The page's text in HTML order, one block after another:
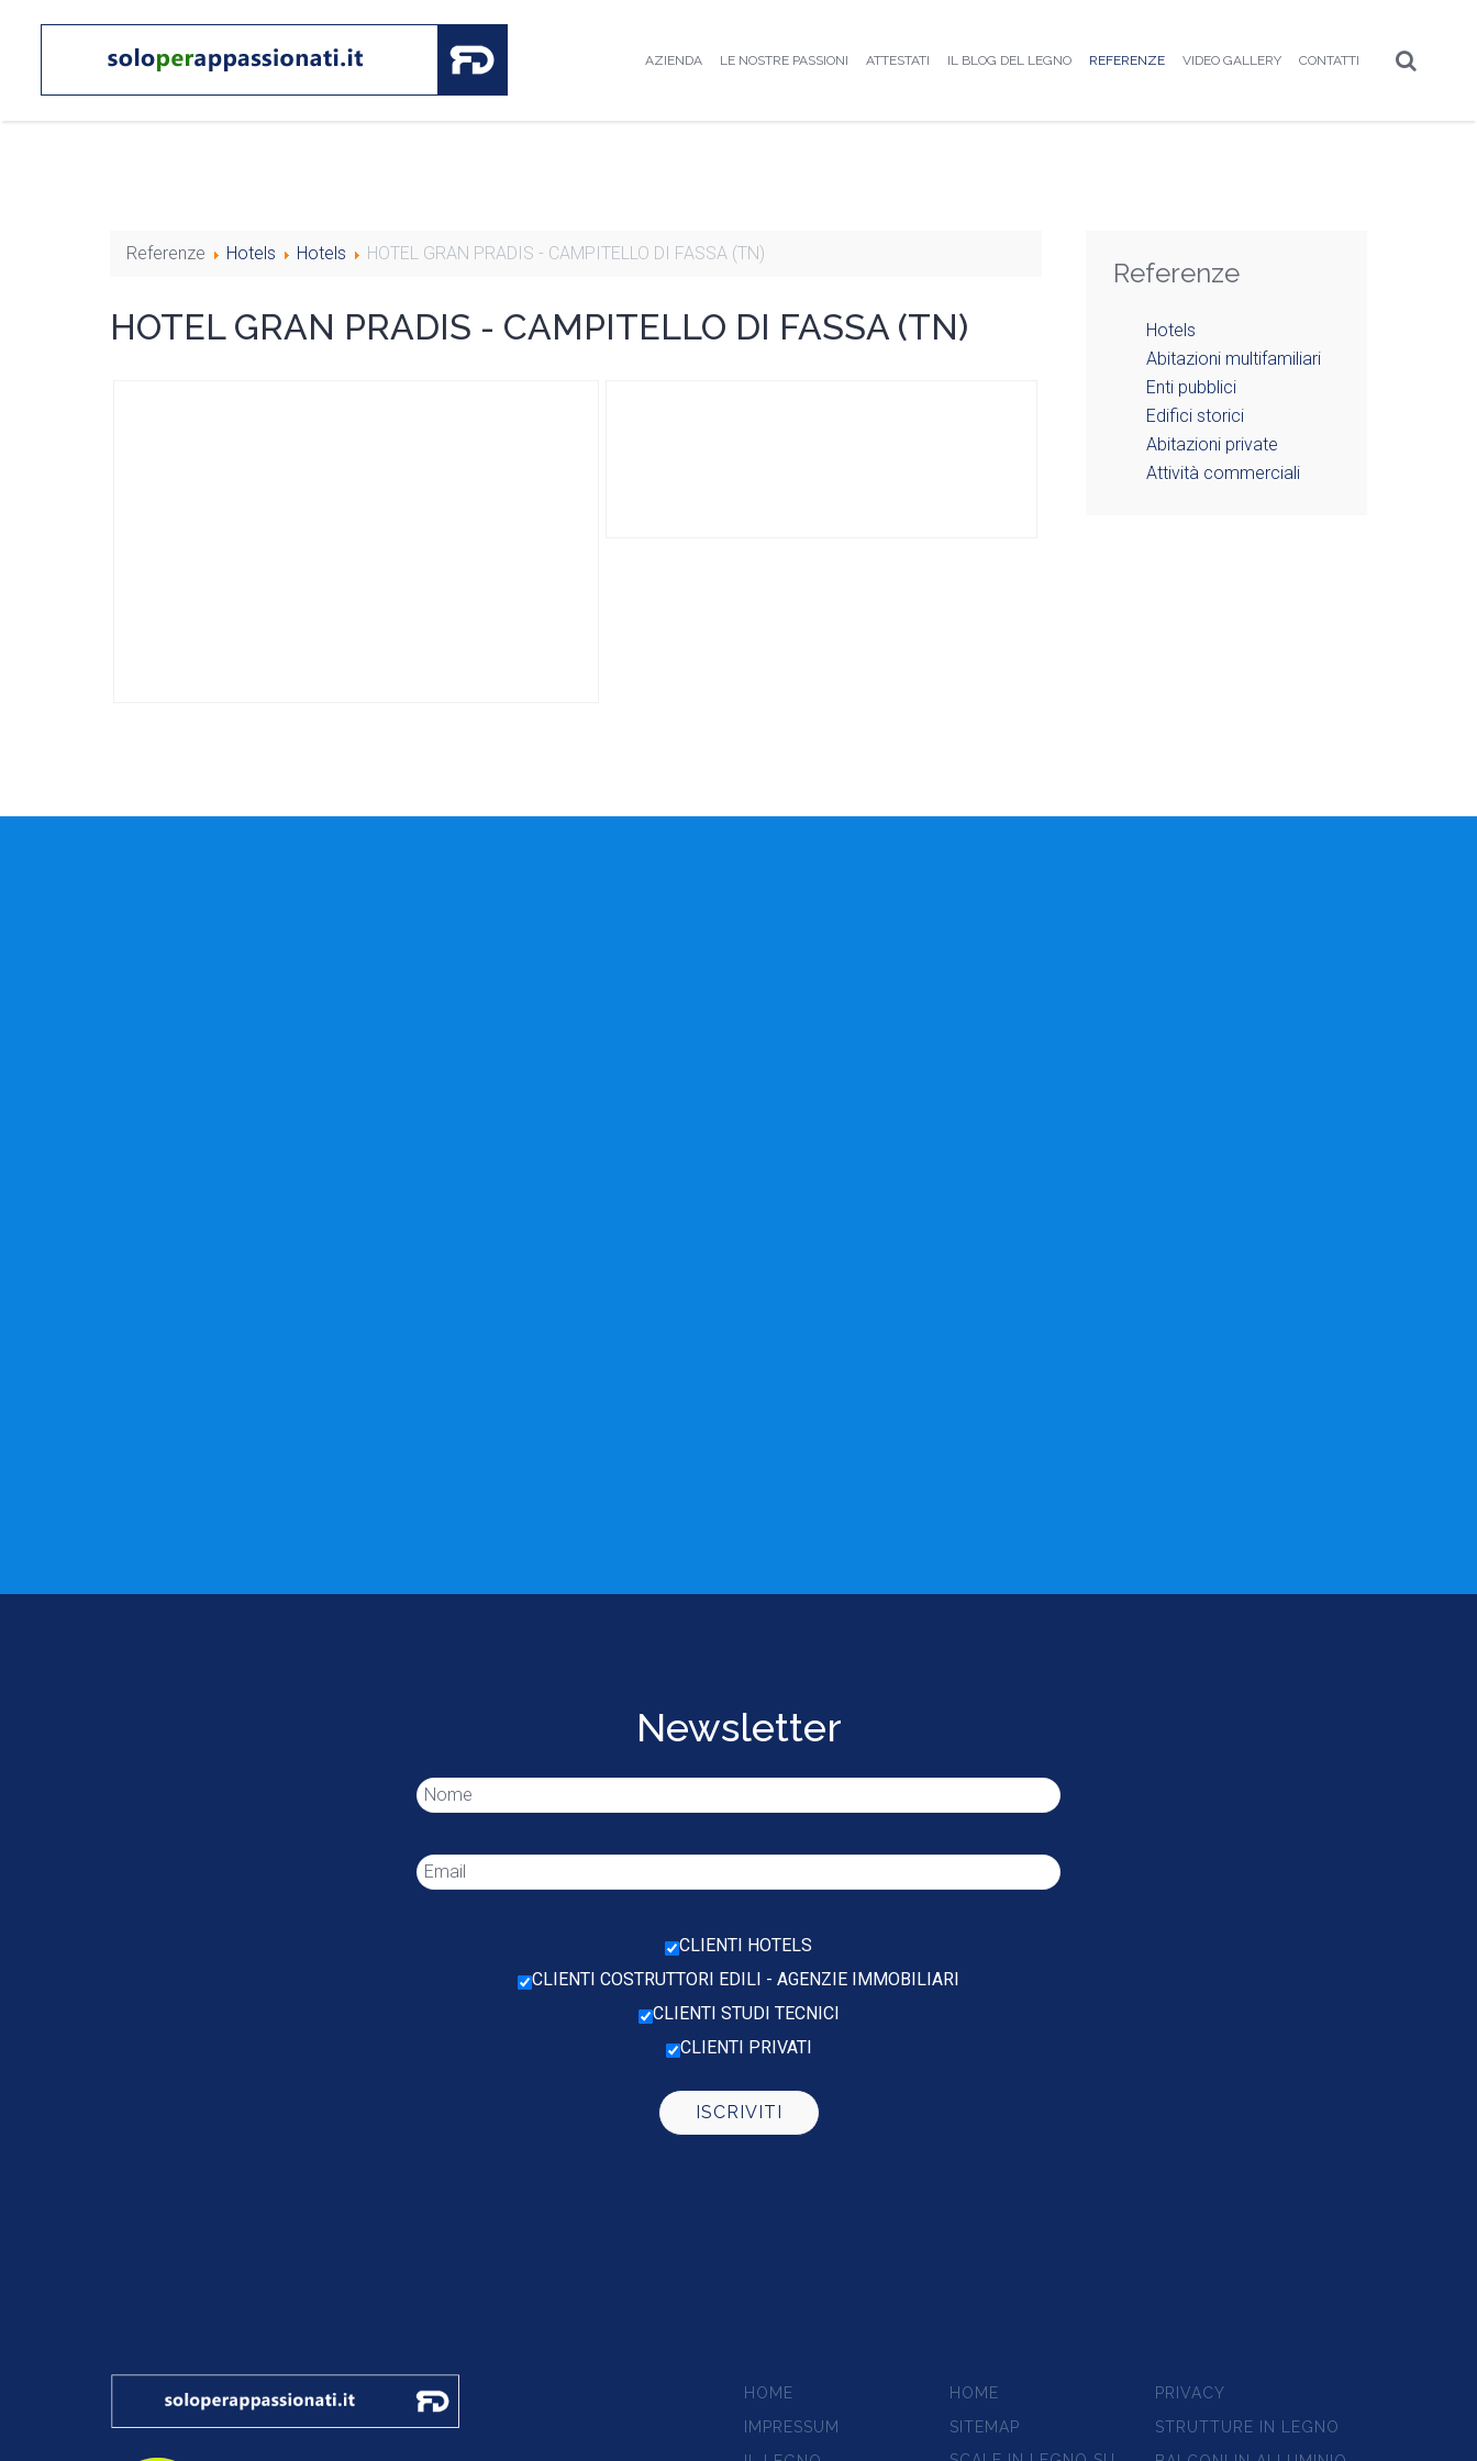
AZIENDA LE NOSTRE PASSIONI ATTESTATI IL BLOG DEL LEGNO REFERENZE VIDEO GALLERY CONTATTI
Referenze Hotels Hotels HOTEL GRAN PRADIS - CAMPITELLO DI FASSA (TN)
HOTEL GRAN PRADIS - CAMPITELLO DI FASSA (TN)
Referenze
Hotels
Abitazioni multifamiliari
Enti pubblici
Edifici storici
Abitazioni private
Attività commerciali
Newsletter
CLIENTI HOTELS
CLIENTI COSTRUTTORI EDILI - AGENZIE IMMOBILIARI
CLIENTI STUDI TECNICI
CLIENTI PRIVATI
HOME HOME
PRIVACY
IMPRESSUM
SITEMAP
STRUTTURE IN LEGNO